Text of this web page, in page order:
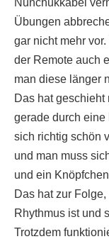
Nunchukkabel
Übungen
gar nicht mehr
der Remote auch
man diese länger
Das hat
gerade durch
sich richtig schön
und man muss
und ein
Das hat zur
Rhythmus ist und
Trotzdem